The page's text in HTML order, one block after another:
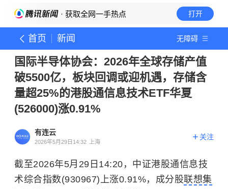
· 获取全网一手热点 打开
首页 新闻 无障碍
国际半导体协会：2026年全球存储产值
破5500亿，板块回调或迎机遇，存储含
量超25%的港股通信息技术ETF华夏
(526000)涨0.91%
有连云
2026年5月29日14:32 上海
关注
截至2026年5月29日14:20，中证港股通信息技
术综合指数(930967)上涨0.91%，成分股联想集